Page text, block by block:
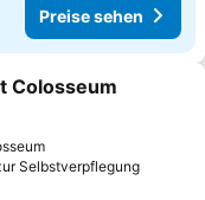
Preise sehen
hinzufügen
Colosseum
SelbstverpflegungPreise